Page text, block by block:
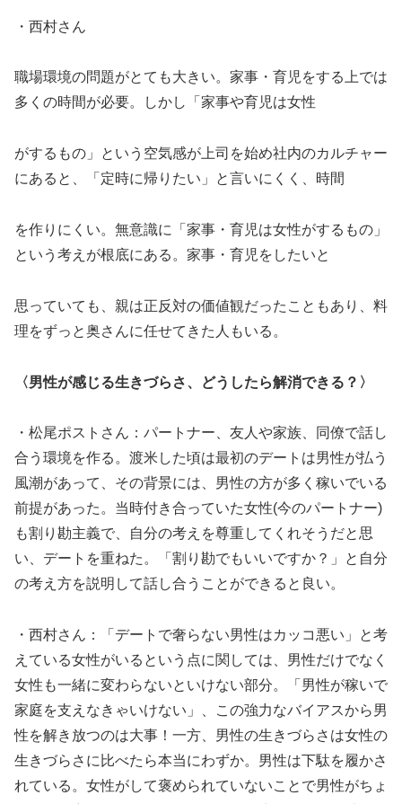
・西村さん
職場環境の問題がとても大きい。家事・育児をする上では
多くの時間が必要。しかし「家事や育児は女性
がするもの」という空気感が上司を始め社内のカルチャー
にあると、「定時に帰りたい」と言いにくく、時間
を作りにくい。無意識に「家事・育児は女性がするもの」
という考えが根底にある。家事・育児をしたいと
思っていても、親は正反対の価値観だったこともあり、料
理をずっと奥さんに任せてきた人もいる。
〈男性が感じる生きづらさ、どうしたら解消できる？〉
・松尾ポストさん：パートナー、友人や家族、同僚で話し
合う環境を作る。渡米した頃は最初のデートは男性が払う
風潮があって、その背景には、男性の方が多く稼いでいる
前提があった。当時付き合っていた女性(今のパートナー)
も割り勘主義で、自分の考えを尊重してくれそうだと思
い、デートを重ねた。「割り勘でもいいですか？」と自分
の考え方を説明して話し合うことができると良い。
・西村さん：「デートで奢らない男性はカッコ悪い」と考
えている女性がいるという点に関しては、男性だけでなく
女性も一緒に変わらないといけない部分。「男性が稼いで
家庭を支えなきゃいけない」、この強力なバイアスから男
性を解き放つのは大事！一方、男性の生きづらさは女性の
生きづらさに比べたら本当にわずか。男性は下駄を履かさ
れている。女性がして褒められていないことで男性がちょ